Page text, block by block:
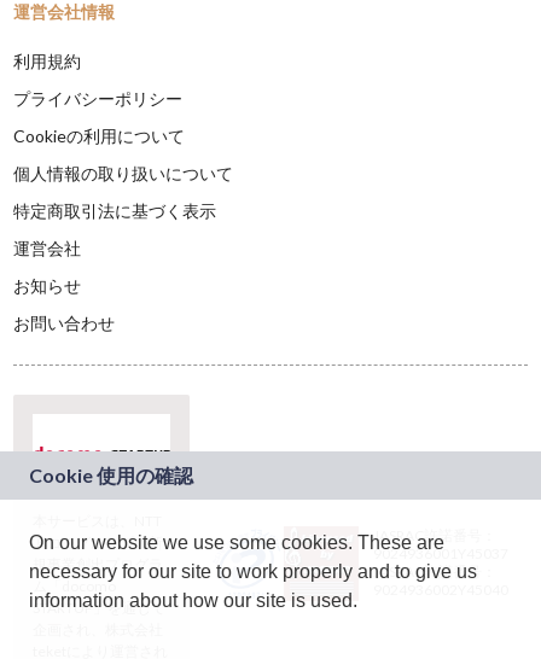
運営会社情報
利用規約
プライバシーポリシー
Cookieの利用について
個人情報の取り扱いについて
特定商取引法に基づく表示
運営会社
お知らせ
お問い合わせ
ドコモグループの新
規事業創出プログラ
ム「docomo
STARTUP」を通じて
JASRAC許諾番号：
9024936001Y45037
JASRAC許諾番号：
On our website we use some cookies. These are
necessary for our site to work properly and to give us
information about how our site is used.